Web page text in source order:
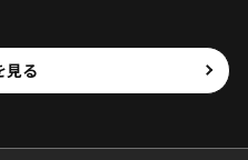
見る